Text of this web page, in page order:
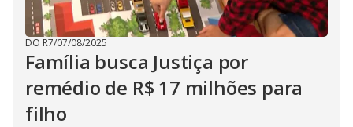
DO R7/07/08/2025
Família busca Justiça por
remédio de R$ 17 milhões para
filho